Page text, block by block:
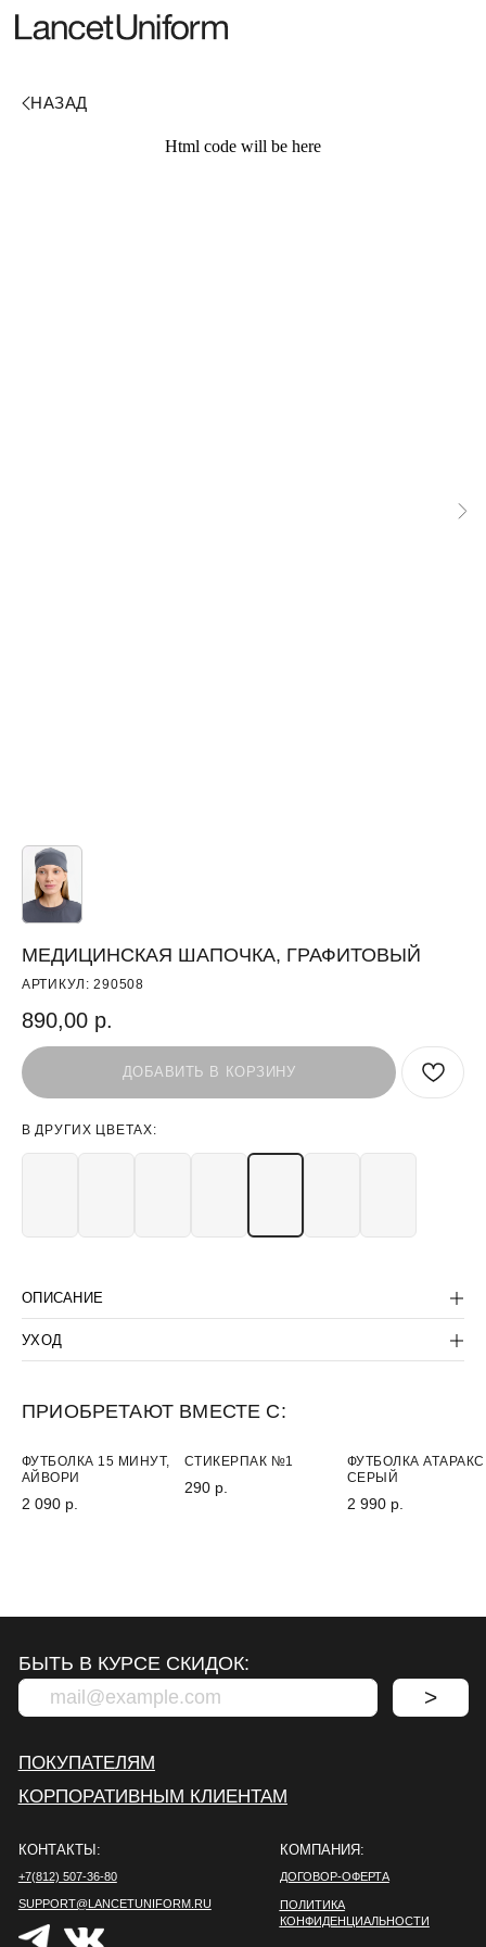
Html code will be here
МЕДИЦИНСКАЯ ШАПОЧКА, ГРАФИТОВЫЙ
АРТИКУЛ:290508
890,00 р.
ДОБАВИТЬ В КОРЗИНУ
В ДРУГИХ ЦВЕТАХ:
ОПИСАНИЕ
УХОД
ПРИОБРЕТАЮТ ВМЕСТЕ С:
-30%
ФУТБОЛКА 15 МИНУТ,
АЙВОРИ
2 090 р.
НОВИНКА
СТИКЕРПАК №1
290 р.
ФУТБОЛКА
СЕРЫЙ
2 990 р.
КОМПАНИЯ:
КОНТАКТЫ:
+7(812) 507-36-80
SUPPORT@LANCETUNIFORM.RU
ПОЛИТИКА